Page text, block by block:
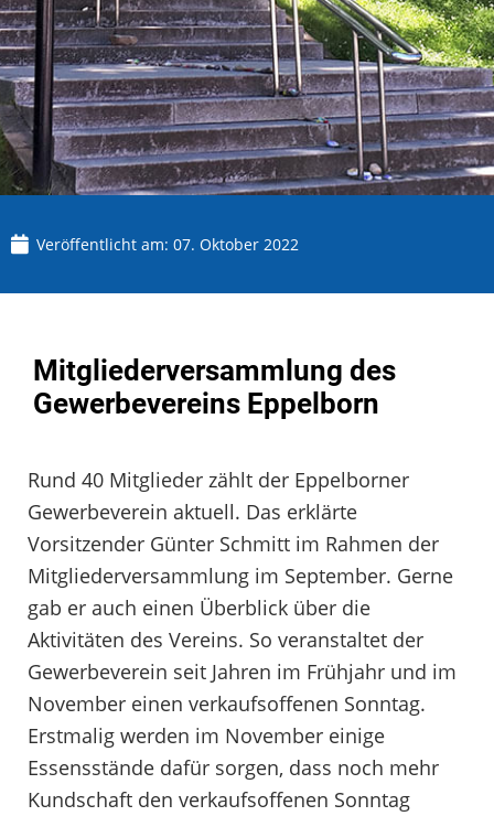
Veröffentlicht am: 07. Oktober 2022
Mitgliederversammlung des
Gewerbevereins Eppelborn
Rund 40 Mitglieder zählt der Eppelborner
Gewerbeverein aktuell. Das erklärte
Vorsitzender Günter Schmitt im Rahmen der
Mitgliederversammlung im September. Gerne
gab er auch einen Überblick über die
Aktivitäten des Vereins. So veranstaltet der
Gewerbeverein seit Jahren im Frühjahr und im
November einen verkaufsoffenen Sonntag.
Erstmalig werden im November einige
Essensstände dafür sorgen, dass noch mehr
Kundschaft den verkaufsoffenen Sonntag